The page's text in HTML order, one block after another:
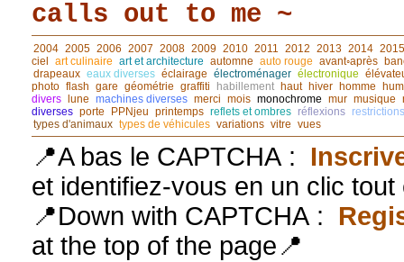
calls out to me ~
2004 2005 2006 2007 2008 2009 2010 2011 2012 2013 2014 2015
ciel art culinaire art et architecture automne auto rouge avant◦après
drapeaux eaux diverses éclairage électroménager électronique
photo flash gare géométrie graffiti habillement haut hiver homme
divers lune machines diverses merci mois monochrome mur musique
diverses porte PPNjeu printemps reflets et ombres réflexions restrictions
types d'animaux types de véhicules variations vitre vues
📍A bas le CAPTCHA :
et identifiez-vous en un clic
📍Down with CAPTCHA :
at the top of the page📍